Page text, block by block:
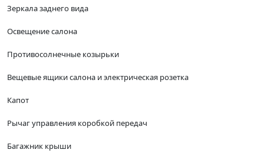
Зеркала заднего вида
Освещение салона
Противосолнечные козырьки
Вещевые ящики салона и электрическая розетка
Капот
Рычаг управления коробкой передач
Багажник крыши